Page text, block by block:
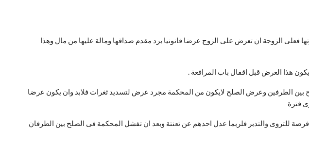
فعلى الزوجة ان تعرض على الزوج عرضا قانونيا برد مقدم صداقها ومالة عليها من مال وهذا
هذا العرض قبل اقفال باب المرافعة .
الطرفين وعرض الصلح لايكون من المحكمة مجرد عرض لتسديد ثغرات فلابد وان يكون عرضا
فترة
للتروى والتدبر فلربما عدل احدهم عن تعنتة وبعد ان تفشل المحكمة فى الصلح بين الطرفان